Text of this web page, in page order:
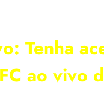
Tenha
ao vivo